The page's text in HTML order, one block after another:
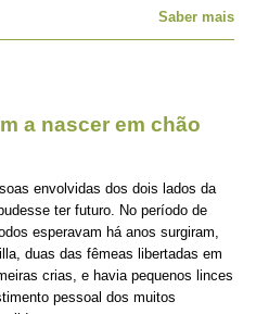
Saber mais
a nascer em chão
envolvidas dos dois lados da
ter futuro. No período de
esperavam há anos surgiram,
duas das fêmeas libertadas em
crias, e havia pequenos linces
pessoal dos muitos